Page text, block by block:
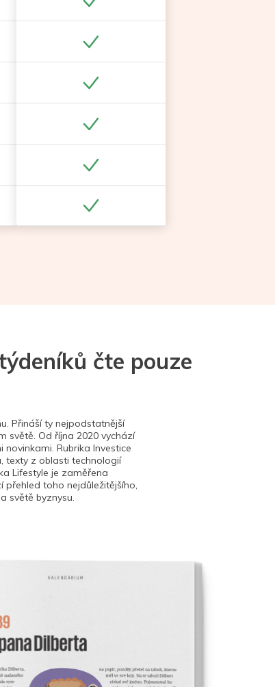
čte pouze
Přináší ty nejpodstatnější
světě. Od října 2020 vychází
Rubrika Investice
texty z oblasti technologií
Lifestyle je zaměřena
přehled toho nejdůležitějšího,
světě byznysu.